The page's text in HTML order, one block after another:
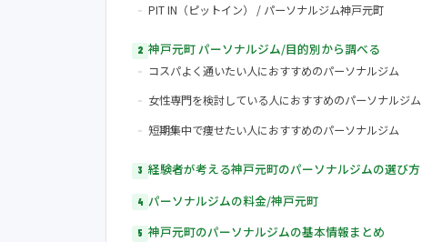
PIT IN（ピットイン） / パーソナルジム神戸元町
神戸元町 パーソナルジム/目的別から調べる
コスパよく通いたい人におすすめのパーソナルジム
女性専門を検討している人におすすめのパーソナルジム
短期集中で痩せたい人におすすめのパーソナルジム
経験者が考える神戸元町のパーソナルジムの選び方
パーソナルジムの料金/神戸元町
神戸元町のパーソナルジムの基本情報まとめ